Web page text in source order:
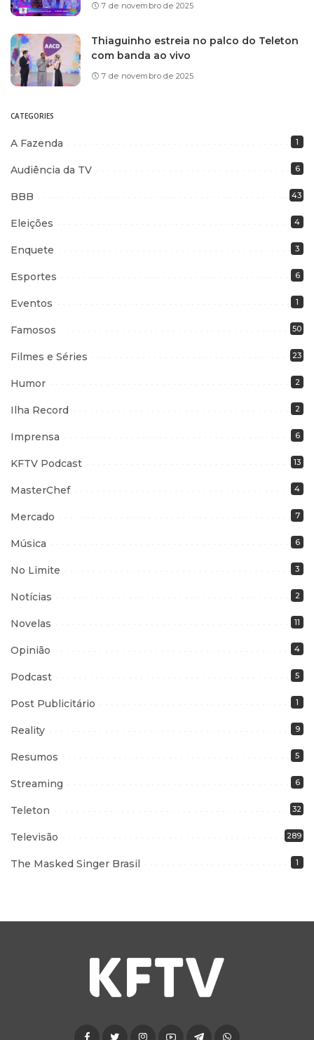
7 de novembro de 2025
Thiaguinho estreia no palco do Teleton
com banda ao vivo
7 de novembro de 2025
CATEGORIES
A Fazenda 1
Audiência da TV 6
BBB 43
Eleições 4
Enquete 3
Esportes 6
Eventos 1
Famosos 50
Filmes e Séries 23
Humor 2
Ilha Record 2
Imprensa 6
KFTV Podcast 13
MasterChef 4
Mercado 7
Música 6
No Limite 3
Notícias 2
Novelas 11
Opinião 4
Podcast 5
Post Publicitário 1
Reality 9
Resumos 5
Streaming 6
Teleton 32
Televisão 289
The Masked Singer Brasil 1